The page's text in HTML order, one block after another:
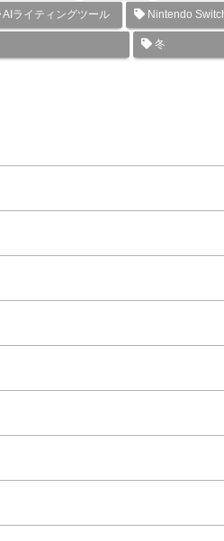
AIライティングツール Nintendo
冬